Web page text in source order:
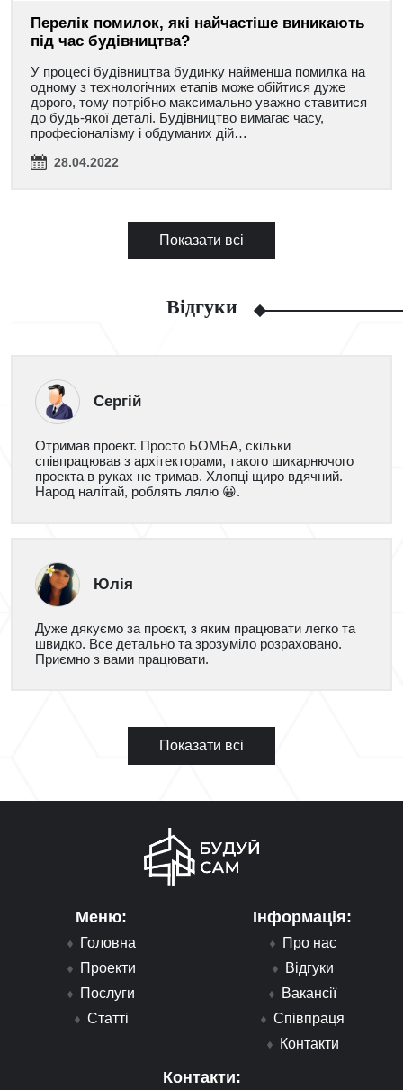
Перелік помилок, які найчастіше виникають
під час будівництва?
У процесі будівництва будинку найменша помилка на
одному з технологічних етапів може обійтися дуже
дорого, тому потрібно максимально уважно ставитися
до будь-якої деталі. Будівництво вимагає часу,
професіоналізму і обдуманих дій…
28.04.2022
Показати всі
Відгуки
Сергій
Отримав проект. Просто БОМБА, скільки
співпрацював з архітекторами, такого шикарнючого
проекта в руках не тримав. Хлопці щиро вдячний.
Народ налітай, роблять лялю 😀.
Юлія
Дуже дякуємо за проєкт, з яким працювати легко та
швидко. Все детально та зрозуміло розраховано.
Приємно з вами працювати.
Показати всі
Меню:
Головна
Проекти
Послуги
Статті
Інформація:
Про нас
Відгуки
Вакансії
Співпраця
Контакти
Контакти: